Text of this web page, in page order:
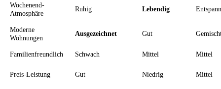
Wochenend-
Atmosphäre
Ruhig Lebendig
Moderne
Wohnungen
Ausgezeichnet Gut
Familienfreundlich Schwach Mittel Mittel
Preis-Leistung Gut Niedrig Mittel